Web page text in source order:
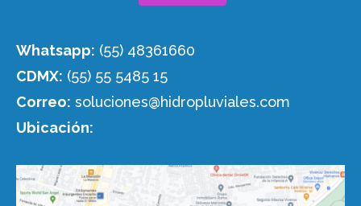
Whatsapp: (55) 48361660
CDMX: (55) 55 5485 15
Correo: soluciones@hidropluviales.com
Ubicación: